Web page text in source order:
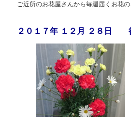
ご近所のお花屋さんから毎週届くお花の
２０１７年 １２月 ２８日